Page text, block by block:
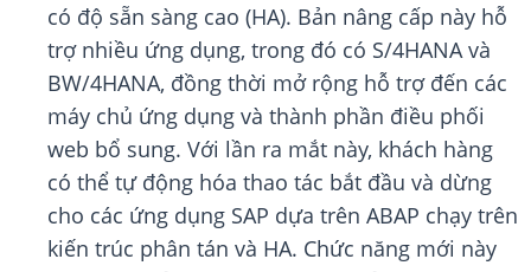
có độ sẵn sàng cao (HA). Bản nâng cấp này hỗ
trợ nhiều ứng dụng, trong đó có S/4HANA và
BW/4HANA, đồng thời mở rộng hỗ trợ đến các
máy chủ ứng dụng và thành phần điều phối
web bổ sung. Với lần ra mắt này, khách hàng
có thể tự động hóa thao tác bắt đầu và dừng
cho các ứng dụng SAP dựa trên ABAP chạy trên
kiến ​​trúc phân tán và HA. Chức năng mới này